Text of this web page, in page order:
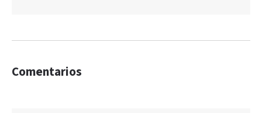
Comentarios